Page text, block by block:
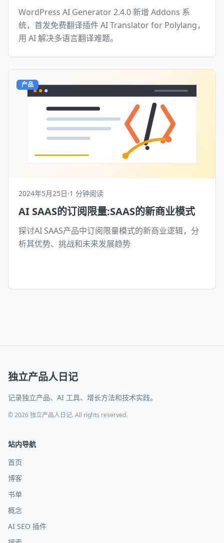
WordPress AI Generator 2.4.0 新增 Addons 系
统，首发免费翻译插件 AI Translator for Polylang，
用 AI 解决多语言翻译难题。
产品
2024年5月25日·1 分钟阅读
AI SAAS的订阅限量:SAAS的新商业模式
探讨AI SAAS产品中订阅限量模式的新商业逻辑，分
析其优势、挑战和未来发展趋势
独立产品人日记
记录独立产品、AI 工具、增长方法和技术实践。
© 2026 独立产品人日记. All rights reserved.
站内导航
首页
博客
书单
概念
AI SEO 插件